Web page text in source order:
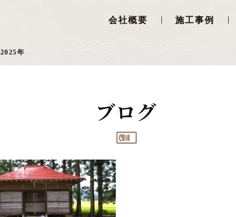
会社概要 施工事例
2025年
ブログ